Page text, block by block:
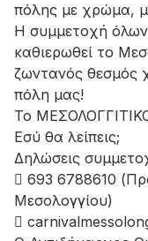
πόλης με χρώμα,
Η συμμετοχή όλων
καθιερωθεί το
ζωντανός θεσμός
πόλη μας!
Το
Εσύ θα λείπεις;
Δηλώσεις
 693 6788610
Μεσολογγίου)
